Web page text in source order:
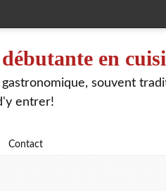
en
gastronomique, souvent
entrer!
Contact